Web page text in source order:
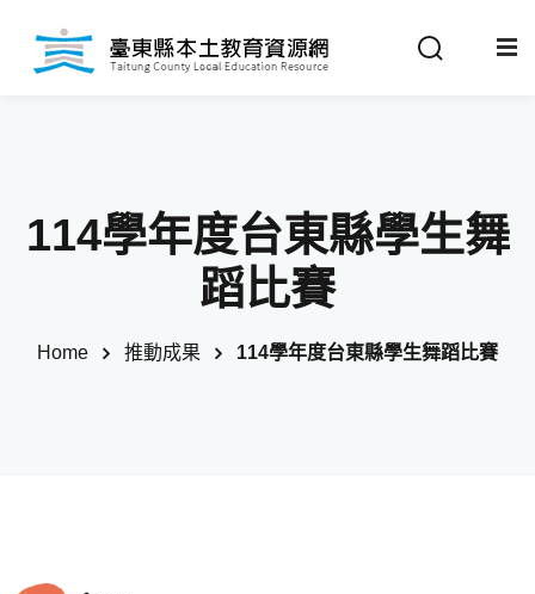
新消息
114學年度台東縣學生舞
蹈比賽
Home 推動成果 114學年度台東縣學生舞蹈比賽
Sign in Sign up